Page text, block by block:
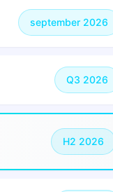
september 2026
Q3 2026
H2 2026